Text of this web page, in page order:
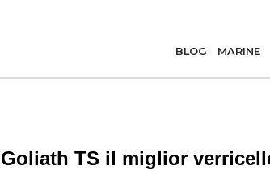
BLOG MARINE
TS il miglior